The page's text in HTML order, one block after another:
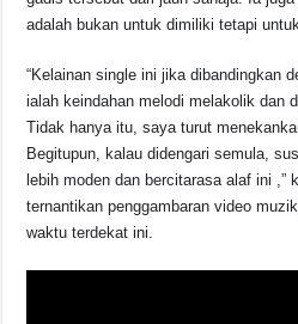
adalah bukan untuk dimiliki tetapi
“Kelainan single ini jika dibandingkan
ialah keindahan melodi melakolik dan
Tidak hanya itu, saya turut
Begitupun, kalau didengari semula,
lebih moden dan bercitarasa alaf ini ,”
ternantikan penggambaran video
waktu terdekat ini.